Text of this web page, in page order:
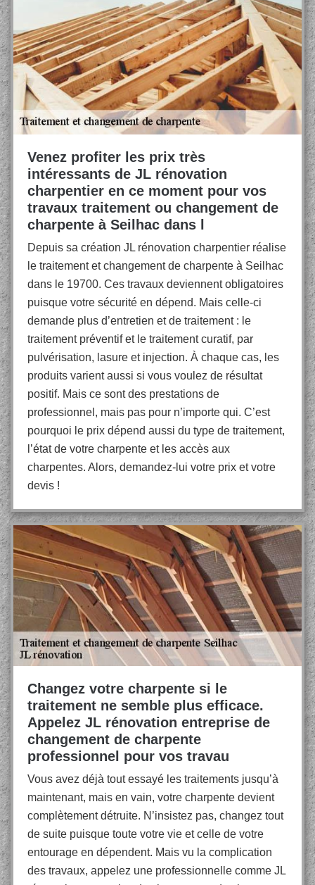
Venez profiter les prix très
intéressants de JL rénovation
charpentier en ce moment pour vos
travaux traitement ou changement de
charpente à Seilhac dans l
Depuis sa création JL rénovation charpentier réalise
le traitement et changement de charpente à Seilhac
dans le 19700. Ces travaux deviennent obligatoires
puisque votre sécurité en dépend. Mais celle-ci
demande plus d’entretien et de traitement : le
traitement préventif et le traitement curatif, par
pulvérisation, lasure et injection. À chaque cas, les
produits varient aussi si vous voulez de résultat
positif. Mais ce sont des prestations de
professionnel, mais pas pour n’importe qui. C’est
pourquoi le prix dépend aussi du type de traitement,
l’état de votre charpente et les accès aux
charpentes. Alors, demandez-lui votre prix et votre
devis !
Changez votre charpente si le
traitement ne semble plus efficace.
Appelez JL rénovation entreprise de
changement de charpente
professionnel pour vos travau
Vous avez déjà tout essayé les traitements jusqu’à
maintenant, mais en vain, votre charpente devient
complètement détruite. N’insistez pas, changez tout
de suite puisque toute votre vie et celle de votre
entourage en dépendent. Mais vu la complication
des travaux, appelez une professionnelle comme JL